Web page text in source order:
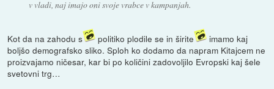
v vladi, naj imajo oni svoje vrabce v kampanjah.
Kot da na zahodu s politiko plodile se in širite
imamo kaj
boljšo demografsko sliko. Sploh ko dodamo da napram Kitajcem ne
proizvajamo ničesar, kar bi po količini zadovoljilo Evropski kaj šele
svetovni trg…